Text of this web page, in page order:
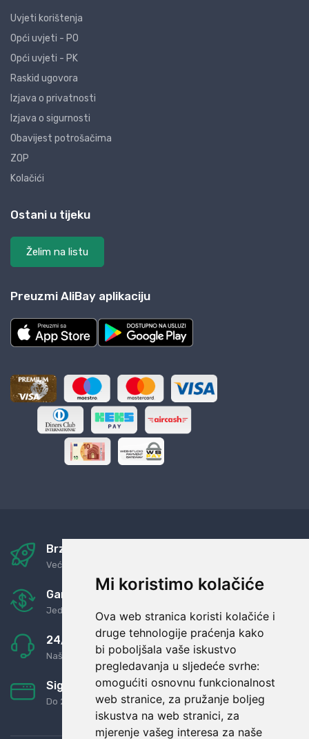
Mi koristimo kolačiće
Ova web stranica koristi kolačiće i
druge tehnologije praćenja kako
bi poboljšala vaše iskustvo
pregledavanja u sljedeće svrhe:
omogućiti osnovnu funkcionalnost
web stranice, za pružanje boljeg
iskustva na web stranici, za
mjerenje vašeg interesa za naše
Uvjeti korištenja
Opći uvjeti - PO
Opći uvjeti - PK
Raskid ugovora
Izjava o privatnosti
Izjava o sigurnosti
Obavijest potrošačima
ZOP
Kolačići
Ostani u tijeku
Želim na listu
Preuzmi AliBay aplikaciju
Brza i sigurna dostava
Već za nekoliko dana kod vas
Garancija u povrat novaca
Jednostavno pravilo: Roba za novac
24/7 odlična podrška
Naši agenti uvijek na raspolaganju
Sigurno obročno plaćanje
Do 24 rata bez kamata